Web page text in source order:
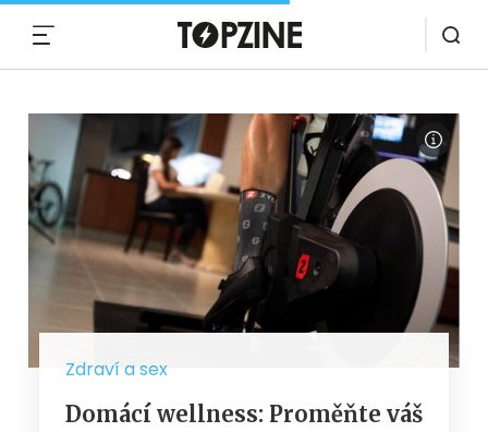
Zdraví a sex
Domácí wellness: Proměňte váš